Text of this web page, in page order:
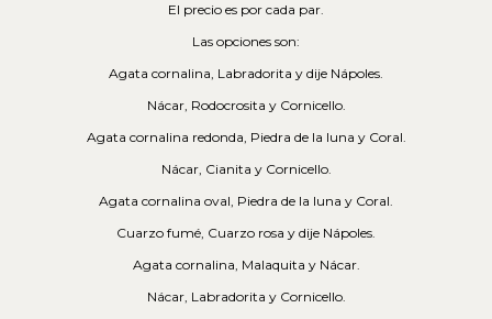
El precio es por cada par.
Las opciones son:
Agata cornalina, Labradorita y dije Nápoles.
Nácar, Rodocrosita y Cornicello.
Agata cornalina redonda, Piedra de la luna y Coral.
Nácar, Cianita y Cornicello.
Agata cornalina oval, Piedra de la luna y Coral.
Cuarzo fumé, Cuarzo rosa y dije Nápoles.
Agata cornalina, Malaquita y Nácar.
Nácar, Labradorita y Cornicello.